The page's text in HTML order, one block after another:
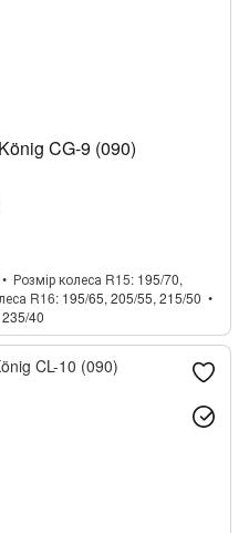
CG-9 (090)
Розмір колеса R15 195/70,
R16 195/65, 205/55, 215/50
40